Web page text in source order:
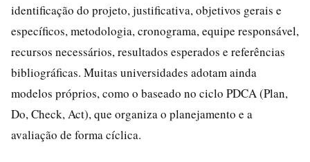
identificação do projeto, justificativa, objetivos gerais e
específicos, metodologia, cronograma, equipe responsável,
recursos necessários, resultados esperados e referências
bibliográficas. Muitas universidades adotam ainda
modelos próprios, como o baseado no ciclo PDCA (Plan,
Do, Check, Act), que organiza o planejamento e a
avaliação de forma cíclica.